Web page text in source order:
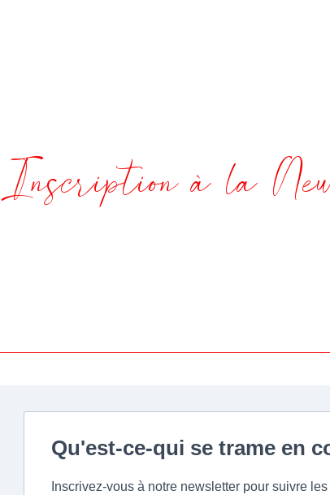
Inscription à la
Qu'est-ce-qui se trame en
Inscrivez-vous à notre newsletter pour suivre